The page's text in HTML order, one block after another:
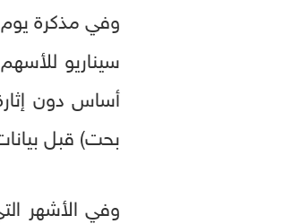
وفي مذكرة
سيناريو
أساس دون
بحت) قبل
وفي الأشهر